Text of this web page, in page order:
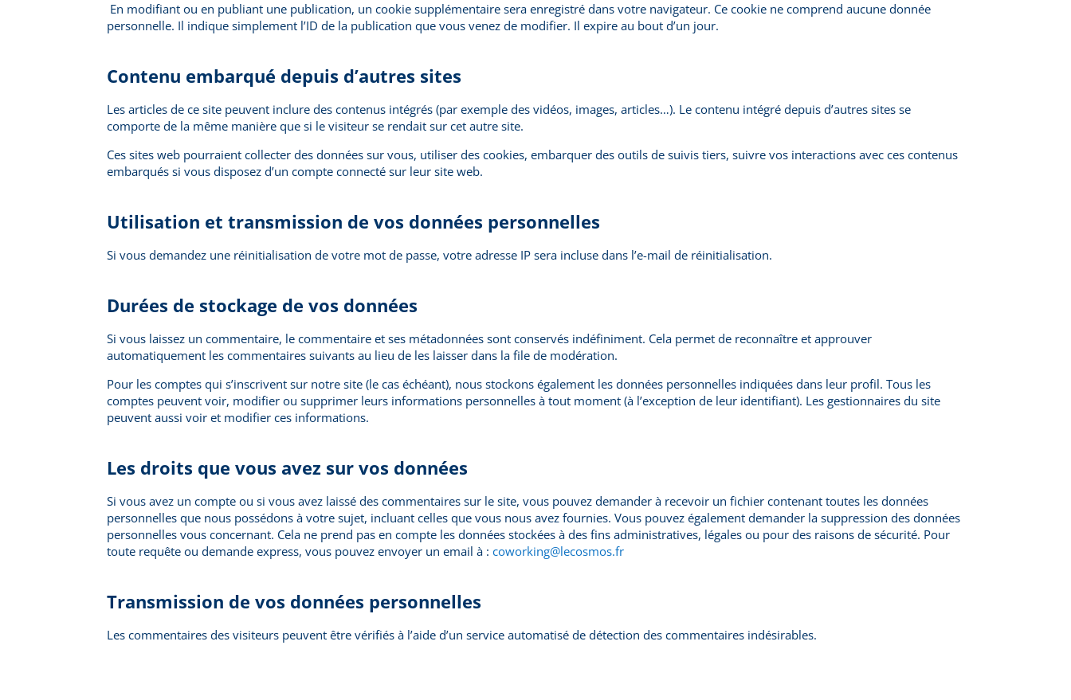
En modifiant ou en publiant une publication, un cookie supplémentaire sera enregistré dans votre navigateur. Ce cookie ne comprend aucune donnée
personnelle. Il indique simplement l’ID de la publication que vous venez de modifier. Il expire au bout d’un jour.
Contenu embarqué depuis d’autres sites
Les articles de ce site peuvent inclure des contenus intégrés (par exemple des vidéos, images, articles…). Le contenu intégré depuis d’autres sites se
comporte de la même manière que si le visiteur se rendait sur cet autre site.
Ces sites web pourraient collecter des données sur vous, utiliser des cookies, embarquer des outils de suivis tiers, suivre vos interactions avec ces contenus
embarqués si vous disposez d’un compte connecté sur leur site web.
Utilisation et transmission de vos données personnelles
Si vous demandez une réinitialisation de votre mot de passe, votre adresse IP sera incluse dans l’e-mail de réinitialisation.
Durées de stockage de vos données
Si vous laissez un commentaire, le commentaire et ses métadonnées sont conservés indéfiniment. Cela permet de reconnaître et approuver
automatiquement les commentaires suivants au lieu de les laisser dans la file de modération.
Pour les comptes qui s’inscrivent sur notre site (le cas échéant), nous stockons également les données personnelles indiquées dans leur profil. Tous les
comptes peuvent voir, modifier ou supprimer leurs informations personnelles à tout moment (à l’exception de leur identifiant). Les gestionnaires du site
peuvent aussi voir et modifier ces informations.
Les droits que vous avez sur vos données
Si vous avez un compte ou si vous avez laissé des commentaires sur le site, vous pouvez demander à recevoir un fichier contenant toutes les données
personnelles que nous possédons à votre sujet, incluant celles que vous nous avez fournies. Vous pouvez également demander la suppression des données
personnelles vous concernant. Cela ne prend pas en compte les données stockées à des fins administratives, légales ou pour des raisons de sécurité. Pour
toute requête ou demande express, vous pouvez envoyer un email à :coworking@lecosmos.fr
Transmission de vos données personnelles
Les commentaires des visiteurs peuvent être vérifiés à l’aide d’un service automatisé de détection des commentaires indésirables.